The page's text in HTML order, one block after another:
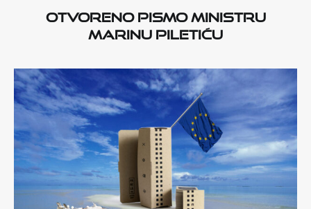
Otvoreno pismo ministru
Marinu Piletiću